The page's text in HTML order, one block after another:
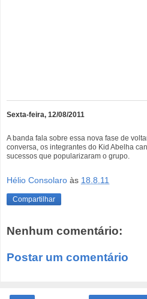
Sexta-feira, 12/08/2011
A banda fala sobre essa nova fase de
conversa, os integrantes do Kid Abelha
sucessos que popularizaram o grupo.
Hélio Consolaro às 18.8.11
Compartilhar
Nenhum comentário:
Postar um comentário